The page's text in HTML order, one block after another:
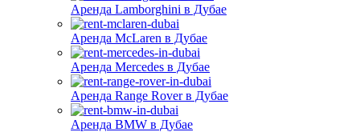
Аренда Lamborghini в Дубае
Аренда McLaren в Дубае
Аренда Mercedes в Дубае
Аренда Range Rover в Дубае
Аренда BMW в Дубае